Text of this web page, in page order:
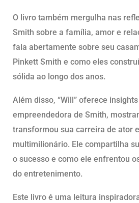
O livro também mergulha nas
Smith sobre a família, amor e
fala abertamente sobre seu
Pinkett Smith e como eles
sólida ao longo dos anos.
Além disso, “Will” oferece
empreendedora de Smith,
transformou sua carreira de ator
multimilionário. Ele compartilha
o sucesso e como ele enfrentou
do entretenimento.
Este livro é uma leitura